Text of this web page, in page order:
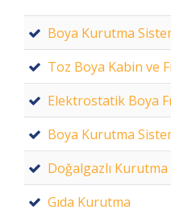
Boya Kurutma
Toz Boya Kabin ve
Elektrostatik Boya
Boya Kurutma
Doğalgazlı Kurutma
Gıda Kurutma